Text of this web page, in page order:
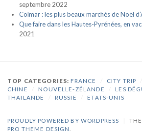
septembre 2022
Colmar : les plus beaux marchés de Noël
Que faire dans les Hautes-Pyrénées, en
2021
TOP CATEGORIES:FRANCE CITY TRIP
CHINE
NOUVELLE-ZÉLANDE LES
THAÏLANDE
RUSSIE ETATS-UNIS
PROUDLY POWERED BY WORDPRESS
PRO THEME DESIGN